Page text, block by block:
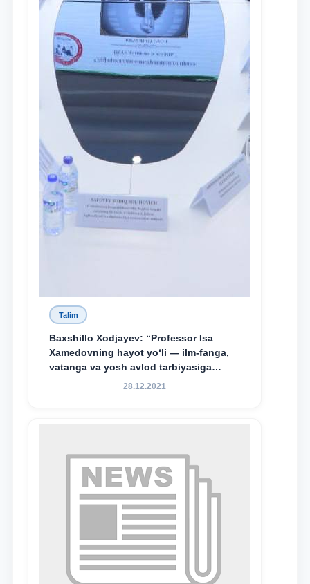
Talim
Baxshillo Xodjayev: “Professor Isa
Xamedovning hayot yo‘li — ilm-fanga,
vatanga va yosh avlod tarbiyasiga
sodiqlikning oliy namunasidir”.
28.12.2021